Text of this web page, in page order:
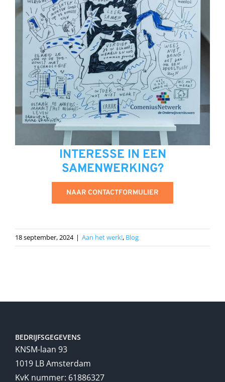
INTERESSE IN EEN
SAMENWERKING?
NAAR CONTACTFORMULIER
18 september, 2024 | Aan het werk!, Blog
BEDRIJFSGEGEVENS
KNSM-laan 93
1019 LB Amsterdam
KvK nummer: 61886327